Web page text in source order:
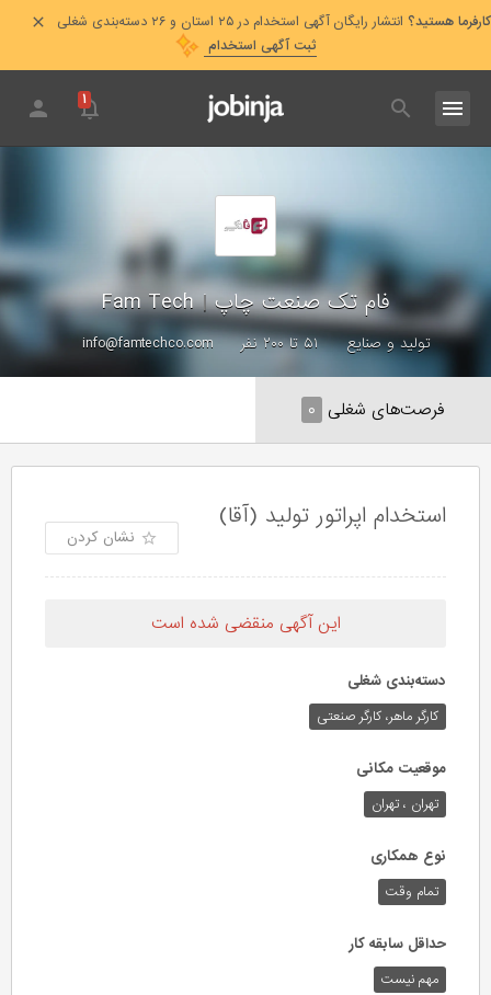
کارفرما هستید؟ انتشار رایگان آگهی استخدام در ۲۵ استان و ۲۶ دسته‌بندی شغلی
ثبت آگهی استخدام
۱
فام تک صنعت چاپ|
Fam Tech
تولید و صنایع ۵۱ تا ۲۰۰ نفر info@famtechco.com
فرصت‌های شغلی ۰
استخدام اپراتور تولید (آقا)
نشان کردن
این آگهی منقضی شده است
دسته‌بندی شغلی
کارگر ماهر، کارگر صنعتی
موقعیت مکانی
تهران ، تهران
نوع همکاری
تمام وقت
حداقل سابقه کار
مهم نیست